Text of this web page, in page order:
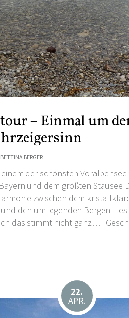
– Einmal um
BETTINA BERGER
der schönsten
und dem größten Stausee
zwischen dem
den umliegenden Bergen –
das stimmt nicht ganz…
22.
APR.